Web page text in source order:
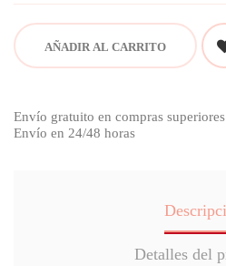
AÑADIR AL CARRITO
Envío gratuito en compras
Envío en 24/48 horas
Detalles del